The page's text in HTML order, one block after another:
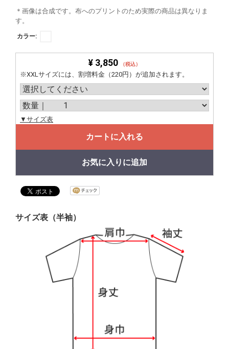
＊画像は合成です。布へのプリントのため実際の商品は異なりま
す。
カラー:
¥ 3,850 （税込）
※XXLサイズには、割増料金（220円）が追加されます。
▼サイズ表
カートに入れる
お気に入りに追加
サイズ表（半袖）